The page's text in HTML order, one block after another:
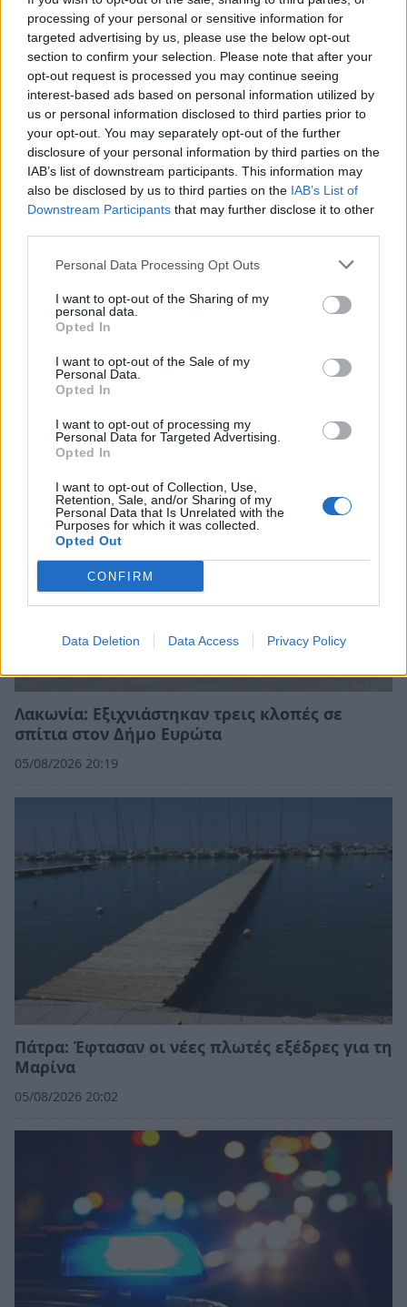
processing of your personal or sensitive information for
targeted advertising by us, please use the below opt-out
section to confirm your selection. Please note that after your
opt-out request is processed you may continue seeing
interest-based ads based on personal information utilized by
us or personal information disclosed to third parties prior to
your opt-out. You may separately opt-out of the further
disclosure of your personal information by third parties on the
IAB’s list of downstream participants. This information may
also be disclosed by us to third parties on the IAB’s List of
Downstream Participants that may further disclose it to other
Personal Data Processing Opt Outs
I want to opt-out of the Sharing of my
personal data.
Opted In
I want to opt-out of the Sale of my
Personal Data.
Opted In
I want to opt-out of processing my
Personal Data for Targeted Advertising.
Opted In
I want to opt-out of Collection, Use,
Retention, Sale, and/or Sharing of my
Personal Data that Is Unrelated with the
Purposes for which it was collected.
Opted Out
CONFIRM
Data Deletion Data Access Privacy Policy
Σχετικά Άρθρα
Τρίπολη: «Μαϊμού» υπάλληλοι του ΔΕΔΔΗΕ
εξαπατούσαν πολίτες – 40.000 ευρώ η λεία
05/08/2026 21:14
Λακωνία: Εξιχνιάστηκαν τρεις κλοπές σε
σπίτια στον Δήμο Ευρώτα
05/08/2026 20:19
Πάτρα: Έφτασαν οι νέες πλωτές εξέδρες για τη
Μαρίνα
05/08/2026 20:02